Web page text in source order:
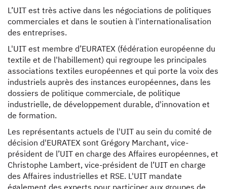
L’UIT est très active dans les négociations de politiques
commerciales et dans le soutien à l'internationalisation
des entreprises.
L'UIT est membre d’EURATEX (fédération européenne du
textile et de l'habillement) qui regroupe les principales
associations textiles européennes et qui porte la voix des
industriels auprès des instances européennes, dans les
dossiers de politique commerciale, de politique
industrielle, de développement durable, d'innovation et
de formation.
Les représentants actuels de l'UIT au sein du comité de
décision d'EURATEX sont Grégory Marchant, vice-
président de l’UIT en charge des Affaires européennes, et
Christophe Lambert, vice-président de l’UIT en charge
des Affaires industrielles et RSE. L'UIT mandate